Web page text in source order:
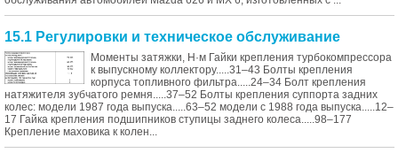
15.1 Регулировки и техническое обслуживание
Моменты затяжки, Н·м Гайки крепления турбокомпрессора
к выпускному коллектору.....31–43 Болты крепления
корпуса топливного фильтра.....24–34 Болт крепления
натяжителя зубчатого ремня.....37–52 Болты крепления суппорта задних
колес: модели 1987 года выпуска.....63–52 модели с 1988 года выпуска.....12–
17 Гайка крепления подшипников ступицы заднего колеса.....98–177
Крепление маховика к колен...